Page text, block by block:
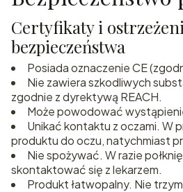
Certyfikaty i
bezpieczeństwa
Posiada oznaczenie CE
Nie zawiera szkodliwych
zgodnie z dyrektywą REACH.
Może powodować
Unikać kontaktu z oczami. W
produktu do oczu, natychmiast
Nie spożywać. W razie
skontaktować się z lekarzem.
Produkt łatwopalny. Nie